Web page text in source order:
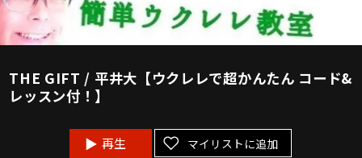
THE GIFT / 平井大【ウクレレで超かんたん コード&
レッスン付！】
再生 マイリストに追加